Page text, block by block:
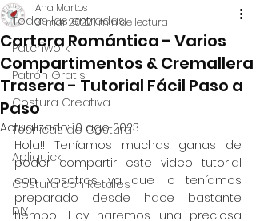
Todas las entradas
Patchwork
Patrón Gratis
Costura Creativa
Técnicas de Costura
Apliquick
Costura con Retales
DIY
Cartera Romántica - Varios
Compartimentos & Cremallera
Trasera - Tutorial Fácil Paso a
Paso
Ana Martos
31 mar 20221 min de lectura
Actualizado:10 ago 2023
Hola!! Teníamos muchas ganas de
poder compartir este video tutorial
con vosotras ya que lo teníamos
preparado desde hace bastante